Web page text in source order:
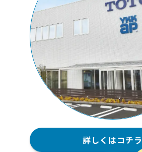
詳しくはコチラ